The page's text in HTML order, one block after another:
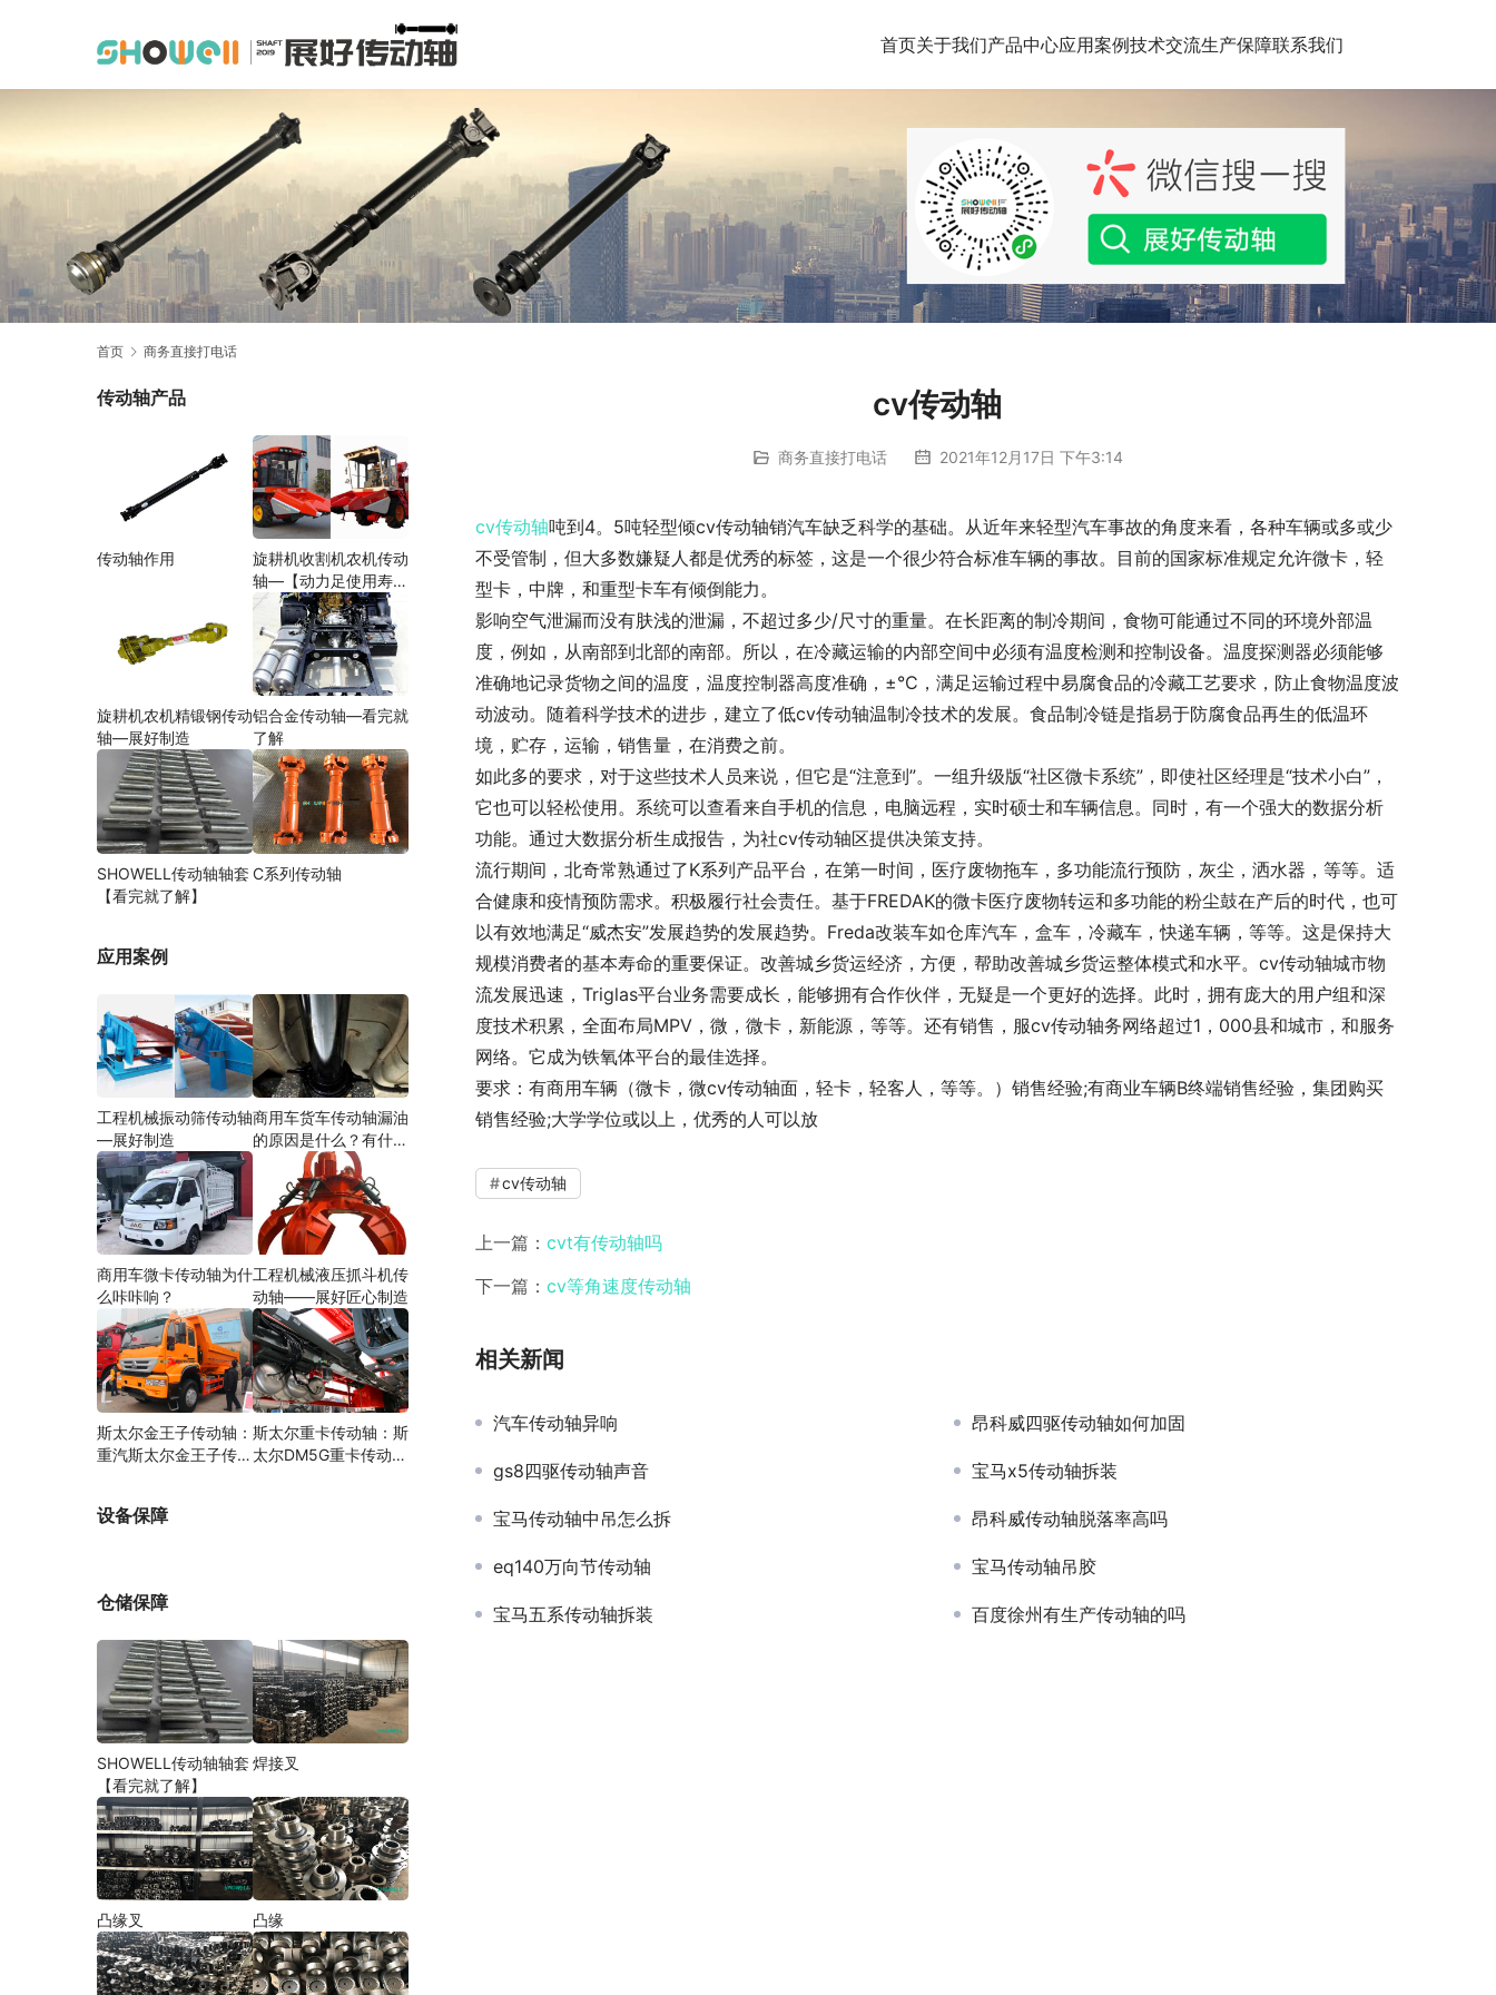
首页关于我们产品中心应用案例技术交流生产保障联系我们
首页 商务直接打电话
cv传动轴
商务直接打电话 2021年12月17日 下午3:14
cv传动轴吨到4。5吨轻型倾cv传动轴销汽车缺乏科学的基础。从近年来轻型汽车事故的角度来看，各种车辆或多或少
不受管制，但大多数嫌疑人都是优秀的标签，这是一个很少符合标准车辆的事故。目前的国家标准规定允许微卡，轻
型卡，中牌，和重型卡车有倾倒能力。
影响空气泄漏而没有肤浅的泄漏，不超过多少/尺寸的重量。在长距离的制冷期间，食物可能通过不同的环境外部温
度，例如，从南部到北部的南部。所以，在冷藏运输的内部空间中必须有温度检测和控制设备。温度探测器必须能够
准确地记录货物之间的温度，温度控制器高度准确，±°C，满足运输过程中易腐食品的冷藏工艺要求，防止食物温度波
动波动。随着科学技术的进步，建立了低cv传动轴温制冷技术的发展。食品制冷链是指易于防腐食品再生的低温环
境，贮存，运输，销售量，在消费之前。
如此多的要求，对于这些技术人员来说，但它是“注意到”。一组升级版“社区微卡系统”，即使社区经理是“技术小白”，
它也可以轻松使用。系统可以查看来自手机的信息，电脑远程，实时硕士和车辆信息。同时，有一个强大的数据分析
功能。通过大数据分析生成报告，为社cv传动轴区提供决策支持。
流行期间，北奇常熟通过了K系列产品平台，在第一时间，医疗废物拖车，多功能流行预防，灰尘，洒水器，等等。适
合健康和疫情预防需求。积极履行社会责任。基于FREDAK的微卡医疗废物转运和多功能的粉尘鼓在产后的时代，也可
以有效地满足“威杰安”发展趋势的发展趋势。Freda改装车如仓库汽车，盒车，冷藏车，快递车辆，等等。这是保持大
规模消费者的基本寿命的重要保证。改善城乡货运经济，方便，帮助改善城乡货运整体模式和水平。cv传动轴城市物
流发展迅速，Triglas平台业务需要成长，能够拥有合作伙伴，无疑是一个更好的选择。此时，拥有庞大的用户组和深
度技术积累，全面布局MPV，微，微卡，新能源，等等。还有销售，服cv传动轴务网络超过1，000县和城市，和服务
网络。它成为铁氧体平台的最佳选择。
要求：有商用车辆（微卡，微cv传动轴面，轻卡，轻客人，等等。）销售经验;有商业车辆B终端销售经验，集团购买
销售经验;大学学位或以上，优秀的人可以放
cv传动轴
上一篇： cvt有传动轴吗
下一篇： cv等角速度传动轴
相关新闻
汽车传动轴异响 昂科威四驱传动轴如何加固
gs8四驱传动轴声音 宝马x5传动轴拆装
宝马传动轴中吊怎么拆 昂科威传动轴脱落率高吗
eq140万向节传动轴 宝马传动轴吊胶
宝马五系传动轴拆装 百度徐州有生产传动轴的吗
传动轴产品
传动轴作用
旋耕机收割机农机传动
轴—【动力足使用寿命
久】
旋耕机农机精锻钢传动
轴—展好制造
铝合金传动轴—看完就
了解
SHOWELL传动轴轴套
【看完就了解】
C系列传动轴
应用案例
工程机械振动筛传动轴
—展好制造
商用车货车传动轴漏油
的原因是什么？有什么
商用车微卡传动轴为什
么咔咔响？
工程机械液压抓斗机传
动轴——展好匠心制造
斯太尔金王子传动轴：
重汽斯太尔金王子传动
斯太尔重卡传动轴：斯
太尔DM5G重卡传动轴
设备保障
仓储保障
SHOWELL传动轴轴套
【看完就了解】
焊接叉
凸缘叉 凸缘